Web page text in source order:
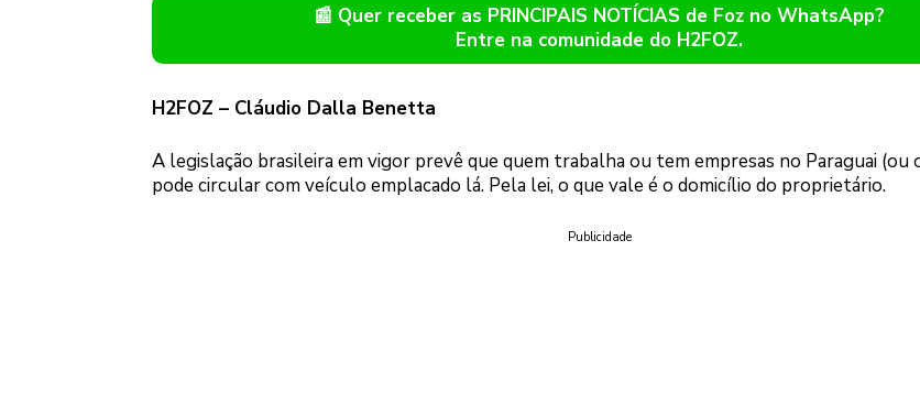
📰 Quer receber as PRINCIPAIS NOTÍCIAS de Foz no WhatsApp?
Entre na comunidade do H2FOZ.
H2FOZ – Cláudio Dalla Benetta
A legislação brasileira em vigor prevê que quem trabalha ou tem empresas no Paraguai (ou
pode circular com veículo emplacado lá. Pela lei, o que vale é o domicílio do proprietário.
Publicidade